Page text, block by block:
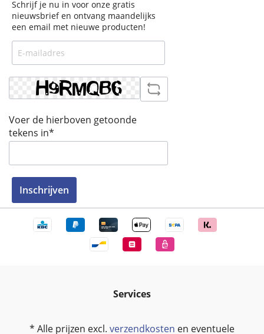
Schrijf je nu in voor onze gratis
nieuwsbrief en ontvang maandelijks
een email met nieuwe producten!
Voer de hierboven getoonde
tekens in*
Inschrijven
Services
* Alle prijzen excl. verzendkosten en eventuele